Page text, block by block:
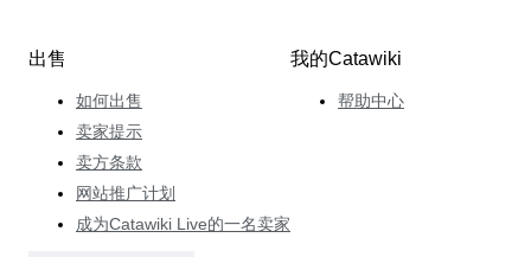
出售
如何出售
卖家提示
卖方条款
网站推广计划
成为Catawiki Live的一名卖家
我的Catawiki
帮助中心